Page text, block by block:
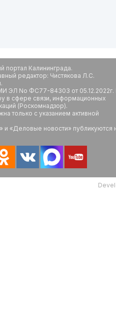
портал Калининграда.
редактор: Чистякова Л.С.
ЭЛ No ФС77-84303 от
в сфере связи, информационных
(Роскомнадзор).
только с указанием активной
и «Деловые новости» публикуются